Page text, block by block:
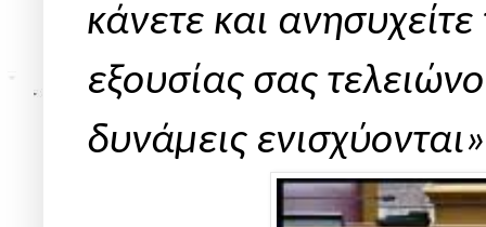
κάνετε και
εξουσίας σας
δυνάμεις ενισχύονται»